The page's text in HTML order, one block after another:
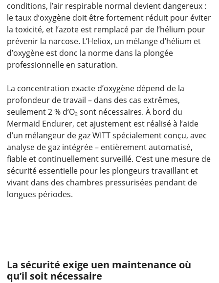
conditions, l’air respirable normal devient dangereux :
le taux d’oxygène doit être fortement réduit pour éviter
la toxicité, et l’azote est remplacé par de l’hélium pour
prévenir la narcose. L’Heliox, un mélange d’hélium et
d’oxygène est donc la norme dans la plongée
professionnelle en saturation.
La concentration exacte d’oxygène dépend de la
profondeur de travail – dans des cas extrêmes,
seulement 2 % d’O₂ sont nécessaires. À bord du
Mermaid Endurer, cet ajustement est réalisé à l’aide
d’un mélangeur de gaz WITT spécialement conçu, avec
analyse de gaz intégrée – entièrement automatisé,
fiable et continuellement surveillé. C’est une mesure de
sécurité essentielle pour les plongeurs travaillant et
vivant dans des chambres pressurisées pendant de
longues périodes.
La sécurité exige uen maintenance où
qu’il soit nécessaire